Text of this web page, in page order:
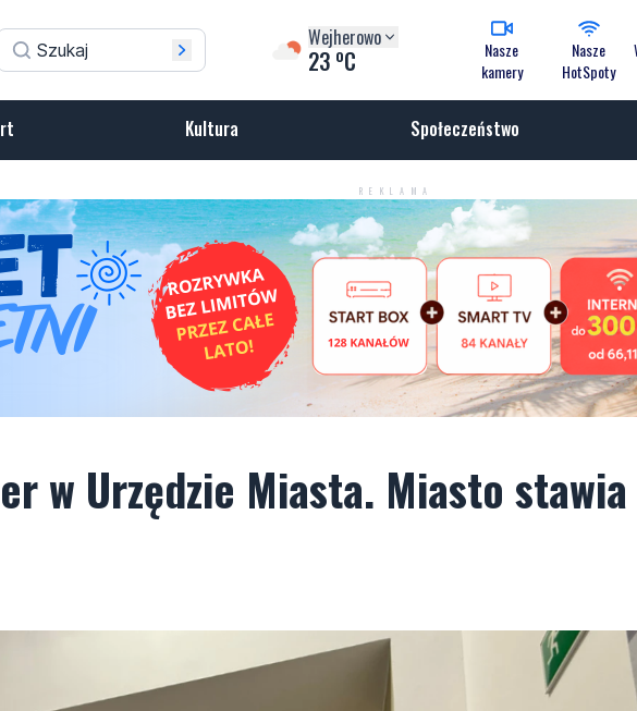
Wejherowo
23 oC
Nasze
kamery
Nasze
HotSpoty
Kultura Społeczeństwo
REKLAMA
w Urzędzie Miasta. Miasto